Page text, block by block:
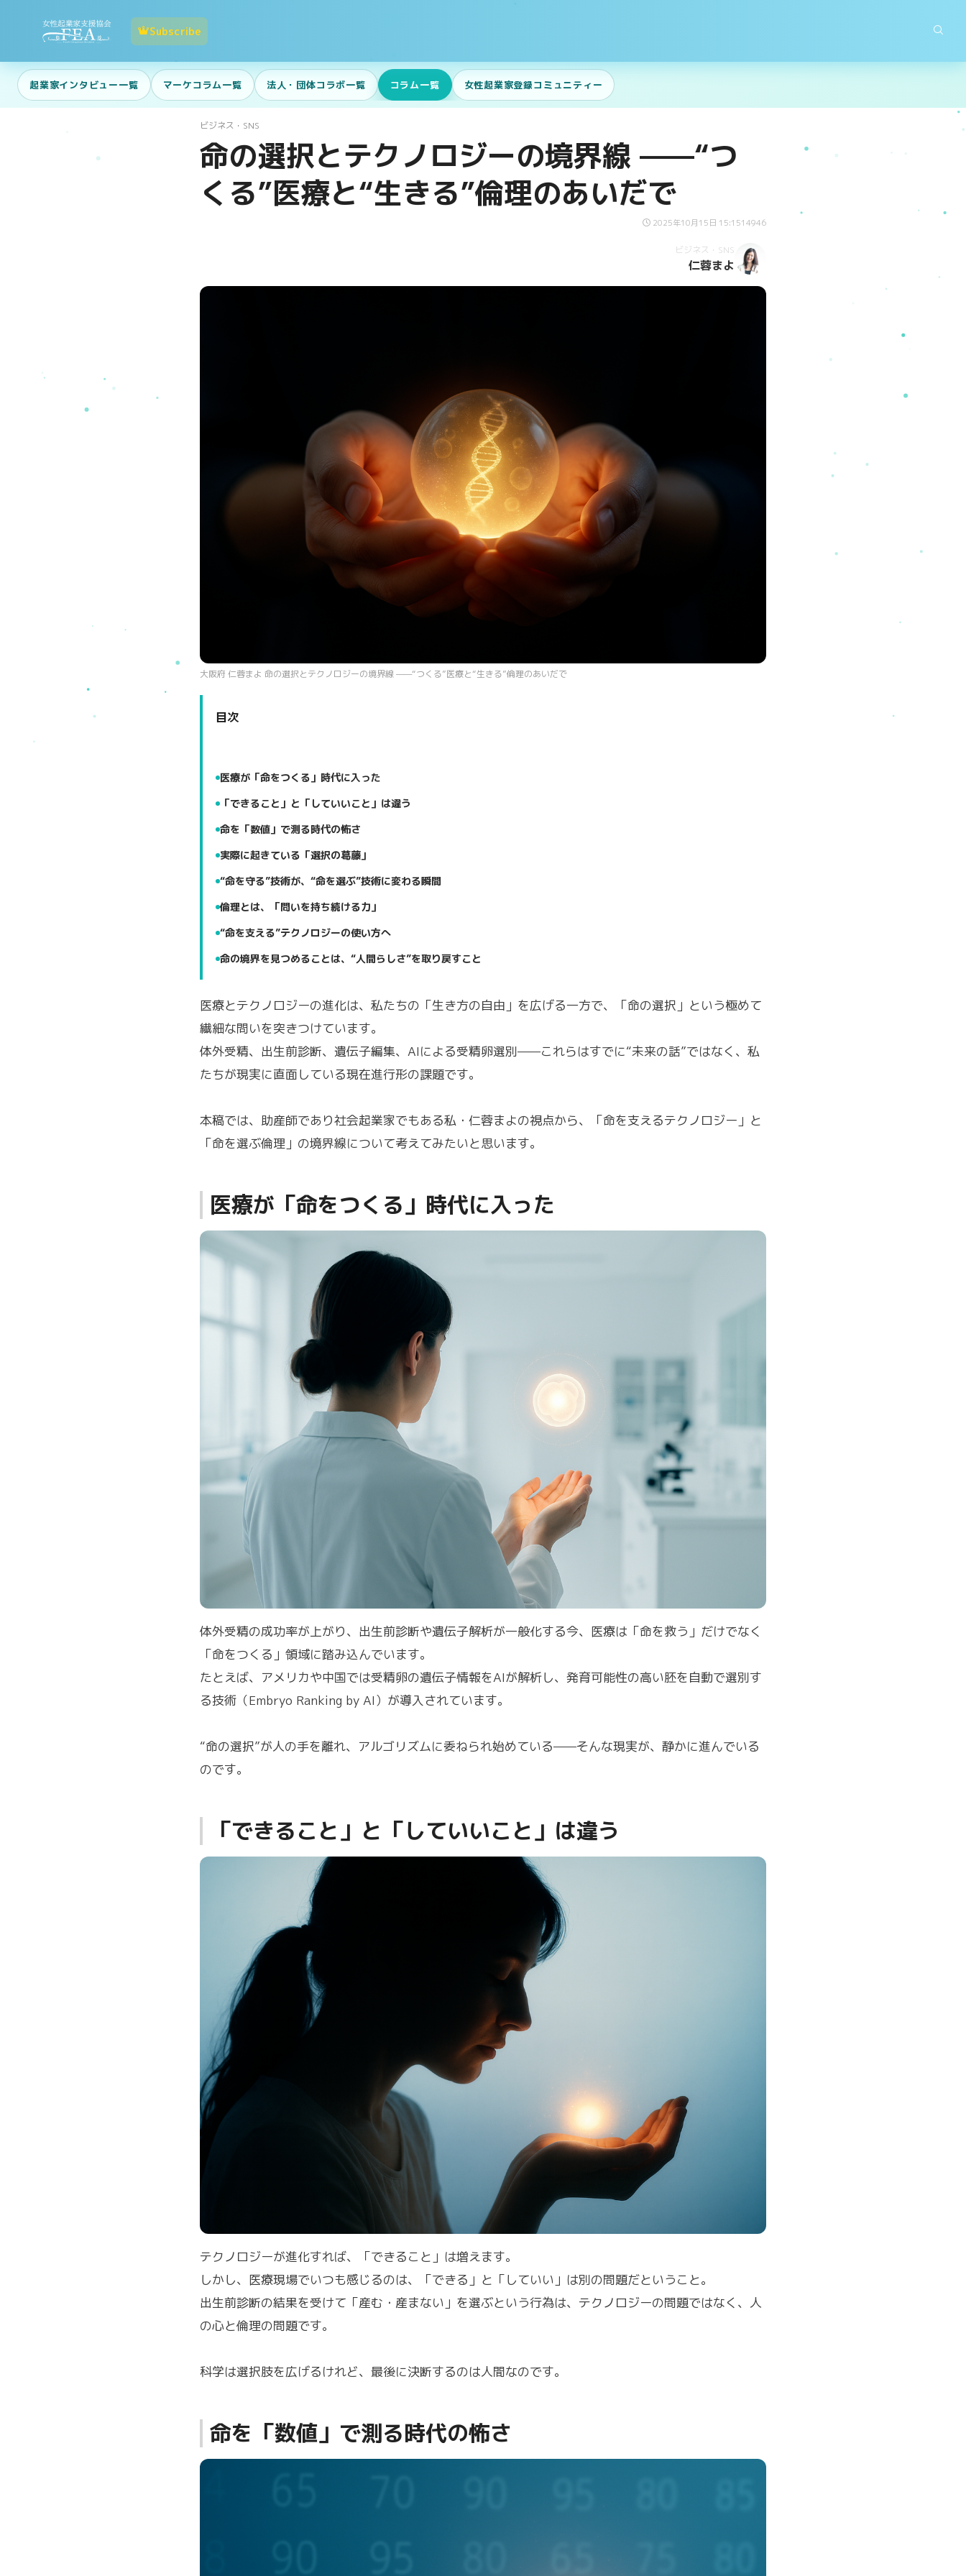
Subscribe
起業家インタビュー一覧 マーケコラム一覧 法人・団体コラボ一覧 コラム一覧 女性起業家登録コミュニティー
ビジネス・SNS
命の選択とテクノロジーの境界線 ——“つ
くる”医療と“生きる”倫理のあいだで
2025年10月15日 15:1514946
ビジネス・SNS
仁蓉まよ
大阪府 仁蓉まよ 命の選択とテクノロジーの境界線 ——“つくる”医療と“生きる”倫理のあいだで
目次
医療が「命をつくる」時代に入った
「できること」と「していいこと」は違う
命を「数値」で測る時代の怖さ
実際に起きている「選択の葛藤」
“命を守る”技術が、“命を選ぶ”技術に変わる瞬間
倫理とは、「問いを持ち続ける力」
“命を支える”テクノロジーの使い方へ
命の境界を見つめることは、“人間らしさ”を取り戻すこと
医療とテクノロジーの進化は、私たちの「生き方の自由」を広げる一方で、「命の選択」という極めて
繊細な問いを突きつけています。
体外受精、出生前診断、遺伝子編集、AIによる受精卵選別——これらはすでに“未来の話”ではなく、私
たちが現実に直面している現在進行形の課題です。
本稿では、助産師であり社会起業家でもある私・仁蓉まよの視点から、「命を支えるテクノロジー」と
「命を選ぶ倫理」の境界線について考えてみたいと思います。
医療が「命をつくる」時代に入った
体外受精の成功率が上がり、出生前診断や遺伝子解析が一般化する今、医療は「命を救う」だけでなく
「命をつくる」領域に踏み込んでいます。
たとえば、アメリカや中国では受精卵の遺伝子情報をAIが解析し、発育可能性の高い胚を自動で選別す
る技術（Embryo Ranking by AI）が導入されています。
“命の選択”が人の手を離れ、アルゴリズムに委ねられ始めている——そんな現実が、静かに進んでいる
のです。
「できること」と「していいこと」は違う
テクノロジーが進化すれば、「できること」は増えます。
しかし、医療現場でいつも感じるのは、「できる」と「していい」は別の問題だということ。
出生前診断の結果を受けて「産む・産まない」を選ぶという行為は、テクノロジーの問題ではなく、人
の心と倫理の問題です。
科学は選択肢を広げるけれど、最後に決断するのは人間なのです。
命を「数値」で測る時代の怖さ